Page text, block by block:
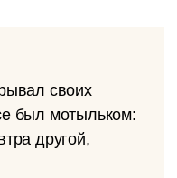
своих
был мотыльком:
другой,